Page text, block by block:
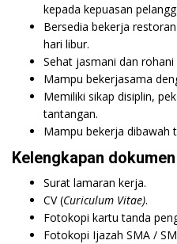
kepada kepuasan
Bersedia bekerja
hari libur.
Sehat jasmani dan
Mampu bekerjasama
Memiliki sikap disiplin,
tantangan.
Mampu bekerja dibawah
Kelengkapan
Surat lamaran kerja.
CV (Curiculum Vitae).
Fotokopi kartu tanda
Fotokopi Ijazah SMA /